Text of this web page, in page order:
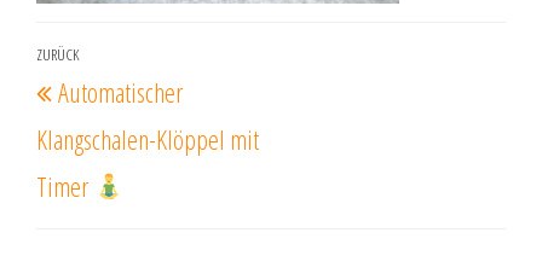
Beitragsnavigation
Vorheriger
Beitrag
ZURÜCK
Automatischer
Klangschalen-Klöppel mit
Timer